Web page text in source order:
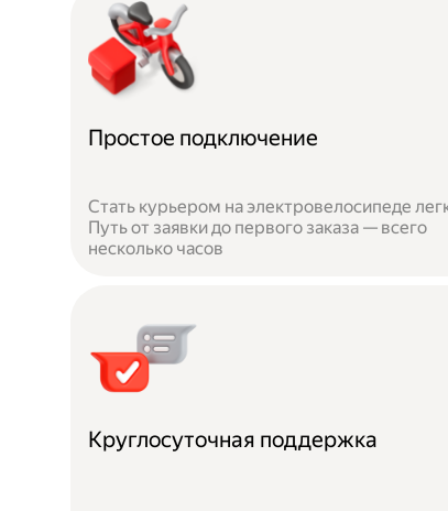
Простое подключение
Стать курьером на электровелосипеде
Путь от заявки до первого заказа — всего
несколько часов
Круглосуточная поддержка